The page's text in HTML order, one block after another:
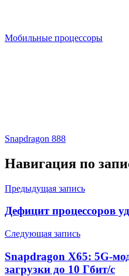
Мобильные процессоры
Snapdragon 888
Навигация по
Предыдущая запись
Дефицит процессоров
Следующая запись
Snapdragon X65: 5G-
загрузки до 10 Гбит/с